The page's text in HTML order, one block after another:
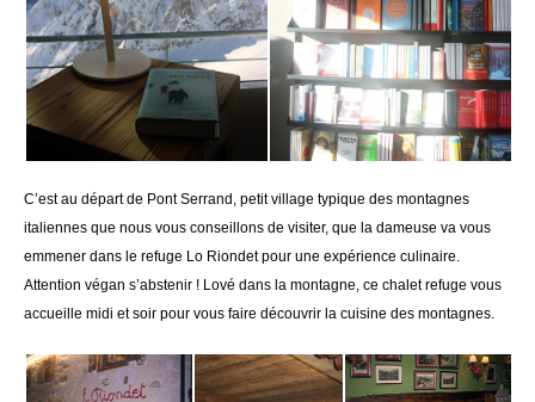
C’est au départ de Pont Serrand, petit village typique des montagnes
italiennes que nous vous conseillons de visiter, que la dameuse va vous
emmener dans le refuge Lo Riondet pour une expérience culinaire.
Attention végan s’abstenir ! Lové dans la montagne, ce chalet refuge vous
accueille midi et soir pour vous faire découvrir la cuisine des montagnes.